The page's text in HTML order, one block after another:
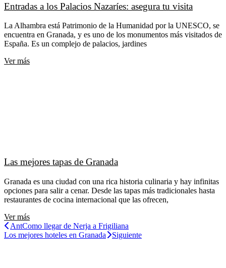
Entradas a los Palacios Nazaríes: asegura tu visita
La Alhambra está Patrimonio de la Humanidad por la UNESCO, se
encuentra en Granada, y es uno de los monumentos más visitados de
España. Es un complejo de palacios, jardines
Ver más
Las mejores tapas de Granada
Granada es una ciudad con una rica historia culinaria y hay infinitas
opciones para salir a cenar. Desde las tapas más tradicionales hasta
restaurantes de cocina internacional que las ofrecen,
Ver más
AntComo llegar de Nerja a Frigiliana
Los mejores hoteles en Granada
Siguiente